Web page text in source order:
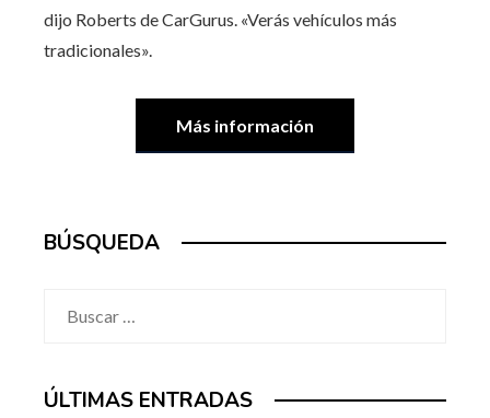
dijo Roberts de CarGurus. «Verás vehículos más
tradicionales».
Más información
BÚSQUEDA
ÚLTIMAS ENTRADAS